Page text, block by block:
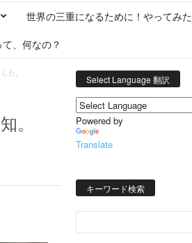
世界の三重になるために！やってみた
、何なの？
た。
。
Select Language 翻訳
Powered by
Translate
キーワード検索